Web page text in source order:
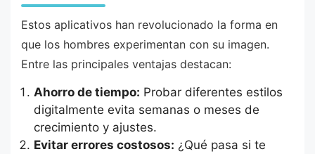
Estos aplicativos han revolucionado la forma en
que los hombres experimentan con su imagen.
Entre las principales ventajas destacan:
Ahorro de tiempo: Probar diferentes estilos
digitalmente evita semanas o meses de
crecimiento y ajustes.
Evitar errores costosos: ¿Qué pasa si te